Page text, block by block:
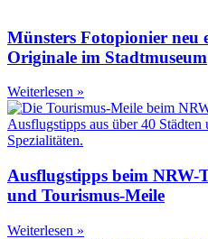
Münsters Fotopionier neu
Originale im Stadtmuseum
Weiterlesen »
Ausflugstipps beim NRW-
und Tourismus-Meile
Weiterlesen »